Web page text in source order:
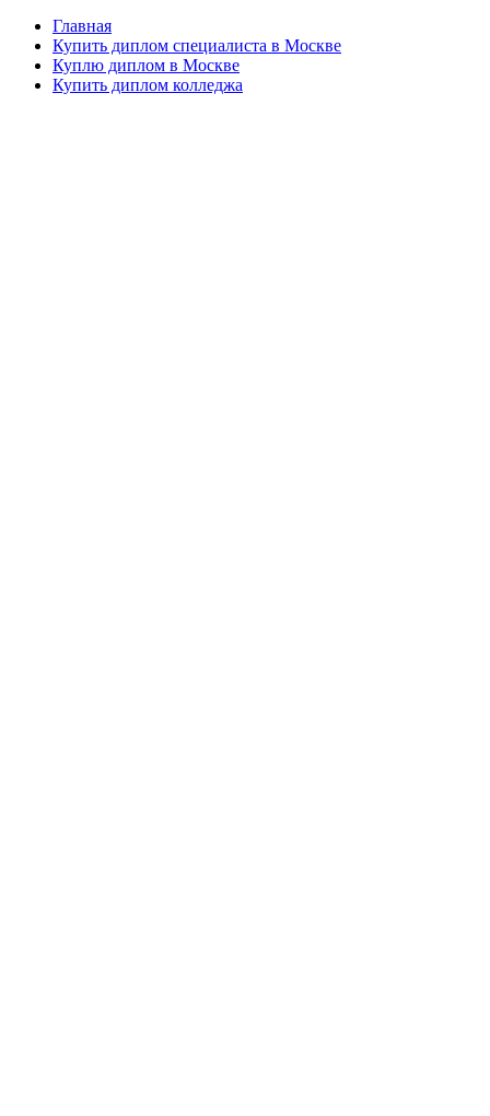
Главная
Купить диплом специалиста в Москве
Куплю диплом в Москве
Купить диплом колледжа